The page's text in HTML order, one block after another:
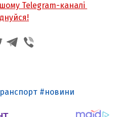
Telegram-каналі
новини